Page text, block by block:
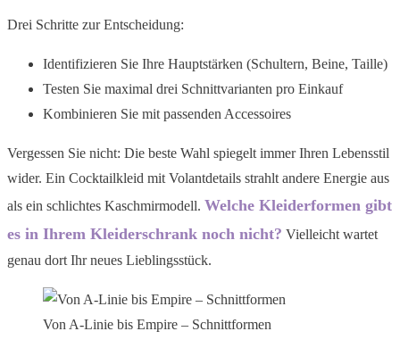
Drei Schritte zur Entscheidung:
Identifizieren Sie Ihre Hauptstärken (Schultern, Beine, Taille)
Testen Sie maximal drei Schnittvarianten pro Einkauf
Kombinieren Sie mit passenden Accessoires
Vergessen Sie nicht: Die beste Wahl spiegelt immer Ihren Lebensstil
wider. Ein Cocktailkleid mit Volantdetails strahlt andere Energie aus
als ein schlichtes Kaschmirmodell. Welche Kleiderformen gibt
es in Ihrem Kleiderschrank noch nicht? Vielleicht wartet
genau dort Ihr neues Lieblingsstück.
Von A-Linie bis Empire – Schnittformen